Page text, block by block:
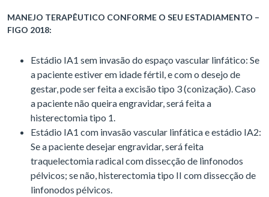
MANEJO TERAPÊUTICO CONFORME O SEU ESTADIAMENTO –
FIGO 2018:
Estádio IA1 sem invasão do espaço vascular linfático: Se
a paciente estiver em idade fértil, e com o desejo de
gestar, pode ser feita a excisão tipo 3 (conização). Caso
a paciente não queira engravidar, será feita a
histerectomia tipo 1.
Estádio IA1 com invasão vascular linfática e estádio IA2:
Se a paciente desejar engravidar, será feita
traquelectomia radical com dissecção de linfonodos
pélvicos; se não, histerectomia tipo II com dissecção de
linfonodos pélvicos.